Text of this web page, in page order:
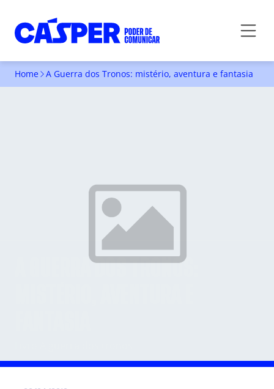
Home A Guerra dos Tronos: mistério, aventura e fantasia
A GUERRA DOS TRONOS: